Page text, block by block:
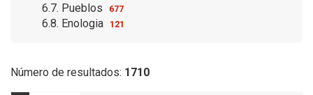
6.7. Pueblos 677
6.8. Enologia 121
Número de resultados: 1710